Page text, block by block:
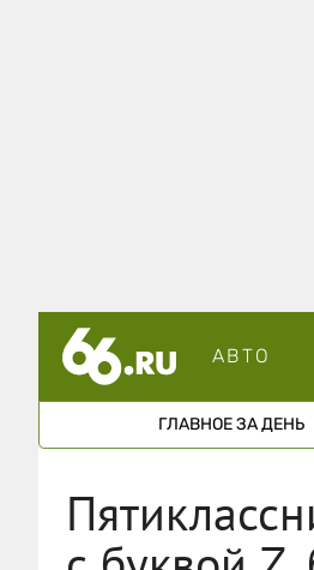
АВТО
ГЛАВНОЕ ЗА ДЕНЬ